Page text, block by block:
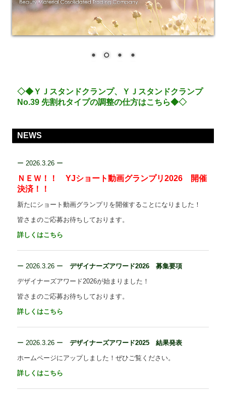
Designers Award 2024
Designers Award 2023
Designers Award 2022
Designers Award 2020
Designers Award 2018
Designers Award 2017
Designers Award 2016
Designers Award 2014
Contact
NEW!! YJショート動画グランプリ2026募集要項
YJ webカタログ
YJチラシ
◇◆ＹＪスタンドクランプ、
ＹＪスタンドクランプ
No.39 先割れタイプの調整の仕方はこちら◆◇
NEWS
ー2026.3.26 ー
ＮＥＷ！！ YJショート動画グランプリ2026 開催
決済！！
新たにショート動画グランプリを開催することになりました！
皆さまのご応募お待ちしております。
詳しくはこちら
ー2026.3.26 ーデザイナーズアワード2026 募集要項
デザイナーズアワード2026が始まりました！
皆さまのご応募お待ちしております。
詳しくはこちら
ー2026.3.26 ーデザイナーズアワード2025 結果発表
ホームページにアップしました！ぜひご覧ください。
詳しくはこちら